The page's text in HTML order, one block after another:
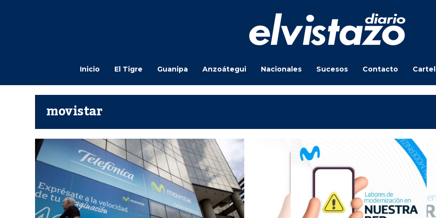
Inicio El Tigre Guanipa Anzoátegui Nacionales Sucesos Contacto
movistar